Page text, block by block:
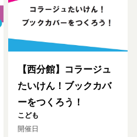
【西分館】コラージュ
たいけん！ブックカバ
ーをつくろう！
こども
開催日